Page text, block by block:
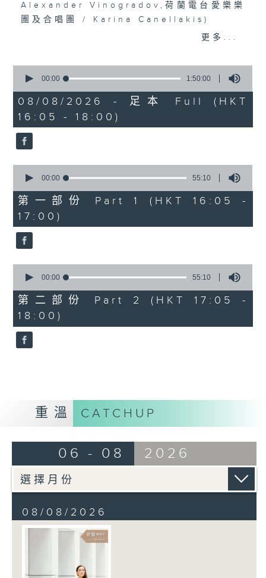
Alexander Vinogradov,荷蘭電台愛樂樂
團及合唱團 / Karina Canellakis)
· 新秀關注組 (小提琴家 韋特 Sonoko
樂聞提要：
· 韓國花腔女高音曹秀美榮獲卡拉絲國際大獎
· 波士頓愛樂樂團宣佈最後一季節目，其後解
散
· 美國研究探討視障弦樂家學習，設計輔助技
術提升自主練習能力
新碟介紹 ：
· CPE巴赫：柏林交響曲 (Arte Dei
Suonatori / Marcin Świątkiewicz)
· 西貝流士：交響曲全集 (赫爾辛基愛樂樂團
/ Jukka-Pekka Saraste)
更多...
seconds
1
hour,
50
minutes,
0
seconds
00:00 1:50:00
08/08/2026 - 足本 Full (HKT
16:05 - 18:00)
seconds
55
minutes,
10
seconds
00:00 55:10
第一部份 Part 1 (HKT 16:05 -
17:00)
seconds
55
minutes,
10
seconds
00:00 55:10
第二部份 Part 2 (HKT 17:05 -
18:00)
重溫 CATCHUP
06 - 08 2026
08/08/2026